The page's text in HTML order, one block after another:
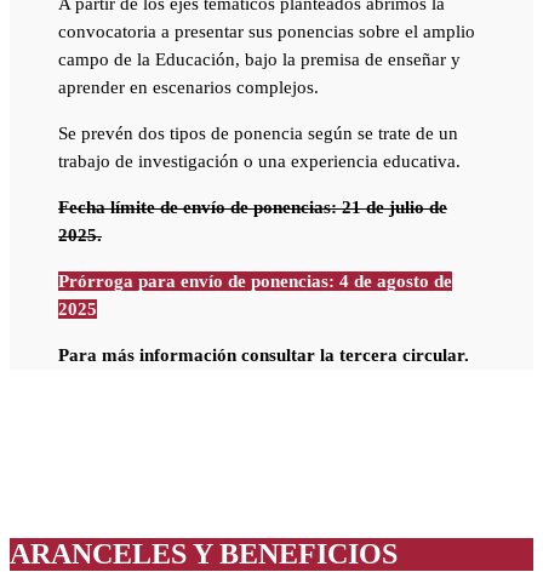
convocatoria a presentar sus ponencias sobre el amplio
campo de la Educación, bajo la premisa de enseñar y
aprender en escenarios complejos.
Se prevén dos tipos de ponencia según se trate de un
trabajo de investigación o una experiencia educativa.
Fecha límite de envío de ponencias: 21 de julio de
2025.
Prórroga para envío de ponencias: 4 de agosto de
2025
Para más información consultar la tercera circular.
ARANCELES Y BENEFICIOS